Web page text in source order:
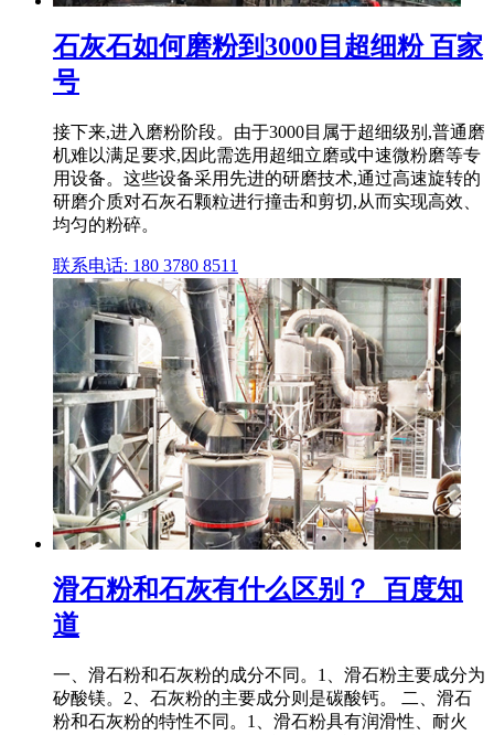
石灰石如何磨粉到3000目超细粉 百家
号
接下来,进入磨粉阶段。由于3000目属于超细级别,普通磨
机难以满足要求,因此需选用超细立磨或中速微粉磨等专
用设备。这些设备采用先进的研磨技术,通过高速旋转的
研磨介质对石灰石颗粒进行撞击和剪切,从而实现高效、
均匀的粉碎。
联系电话: 180 3780 8511
滑石粉和石灰有什么区别？_百度知
道
一、滑石粉和石灰粉的成分不同。1、滑石粉主要成分为
矽酸镁。2、石灰粉的主要成分则是碳酸钙。 二、滑石
粉和石灰粉的特性不同。1、滑石粉具有润滑性、耐火